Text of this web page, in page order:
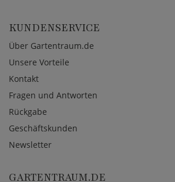
KUNDENSERVICE
Über Gartentraum.de
Unsere Vorteile
Kontakt
Fragen und Antworten
Rückgabe
Geschäftskunden
Newsletter
GARTENTRAUM.DE